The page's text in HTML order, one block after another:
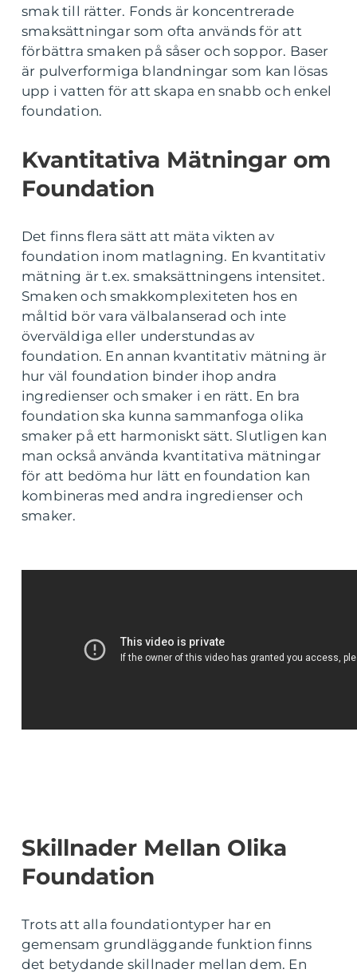
smak till rätter. Fonds är koncentrerade
smaksättningar som ofta används för att
förbättra smaken på såser och soppor. Baser
är pulverformiga blandningar som kan lösas
upp i vatten för att skapa en snabb och enkel
foundation.
Kvantitativa Mätningar om
Foundation
Det finns flera sätt att mäta vikten av
foundation inom matlagning. En kvantitativ
mätning är t.ex. smaksättningens intensitet.
Smaken och smakkomplexiteten hos en
måltid bör vara välbalanserad och inte
överväldiga eller understundas av
foundation. En annan kvantitativ mätning är
hur väl foundation binder ihop andra
ingredienser och smaker i en rätt. En bra
foundation ska kunna sammanfoga olika
smaker på ett harmoniskt sätt. Slutligen kan
man också använda kvantitativa mätningar
för att bedöma hur lätt en foundation kan
kombineras med andra ingredienser och
smaker.
Skillnader Mellan Olika
Foundation
Trots att alla foundationtyper har en
gemensam grundläggande funktion finns
det betydande skillnader mellan dem. En